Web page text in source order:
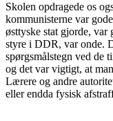
Skolen opdragede os
kommunisterne var
østtyske stat gjorde,
styre i DDR, var onde.
spørgsmålstegn ved de
og det var vigtigt, at
Lærere og andre
eller endda fysisk